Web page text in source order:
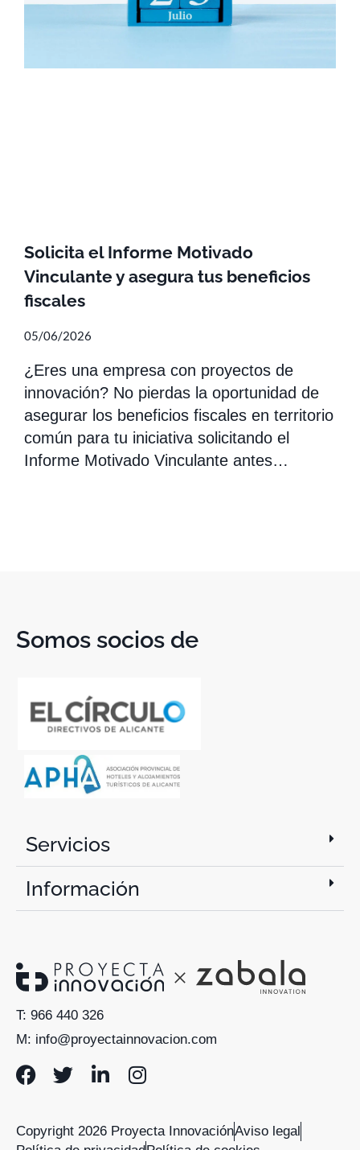
Solicita el Informe Motivado
Vinculante y asegura tus beneficios
fiscales
05/06/2026
¿Eres una empresa con proyectos de
innovación? No pierdas la oportunidad de
asegurar los beneficios fiscales en territorio
común para tu iniciativa solicitando el
Informe Motivado Vinculante antes…
Somos socios de
Servicios
Información
T: 966 440 326
M: info@proyectainnovacion.com
Copyright 2026 Proyecta InnovaciónAviso legal